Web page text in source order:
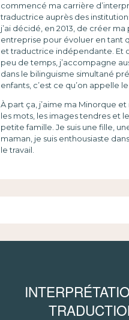
commencé ma carrière
traductrice auprès des
j’ai décidé, en 2013, de créer
entreprise pour évoluer en tant
et traductrice indépendante. Et
peu de temps, j’accompagne
dans le bilinguisme simultané
enfants, c’est ce qu’on appelle le
À part ça, j’aime ma Minorque
les mots, les images tendres et
petite famille. Je suis une fille,
maman, je suis enthousiaste
le travail.